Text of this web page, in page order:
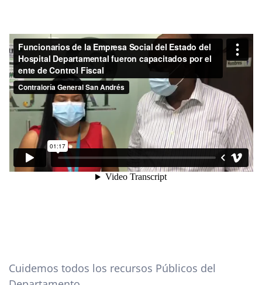
Cuidemos todos los recursos Públicos del